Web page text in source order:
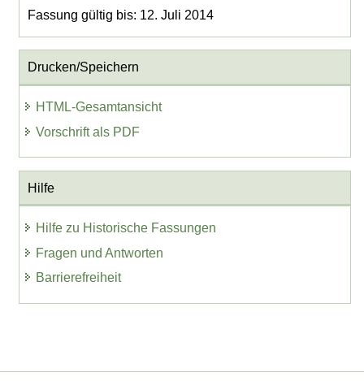
Fassung gültig bis: 12. Juli 2014
Drucken/Speichern
HTML-Gesamtansicht
Vorschrift als PDF
Hilfe
Hilfe zu Historische Fassungen
Fragen und Antworten
Barrierefreiheit